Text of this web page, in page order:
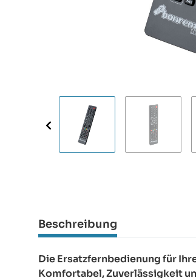
Beschreibung
Die Ersatzfernbedienung für
Komfortabel, Zuverlässigkeit